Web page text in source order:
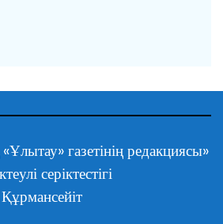
газетінің редакциясы»
серіктестігі